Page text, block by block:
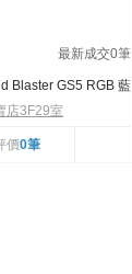
最新成交0筆
Blaster GS5 RGB 藍
店3F29室
價0筆